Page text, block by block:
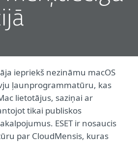
iepriekš nezināmu macOS
ļaunprogrammatūru, kas
lietotājus, saziņai ar
tikai publiskos
ESET ir nosaucis
par CloudMensis, kuras